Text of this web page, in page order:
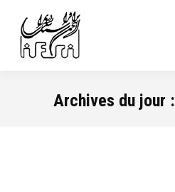
Archives du jour :